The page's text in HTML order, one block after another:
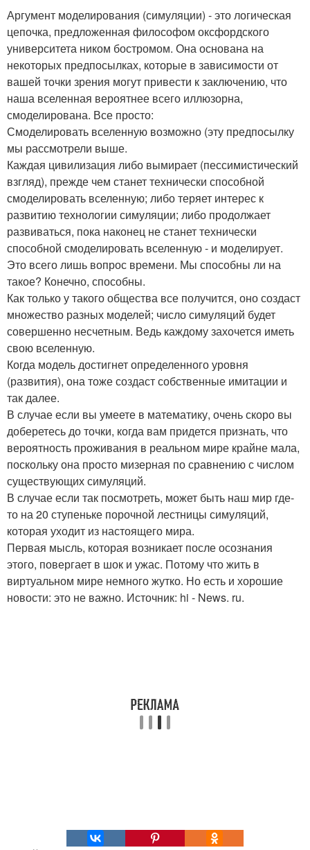
Аргумент моделирования (симуляции) - это логическая
цепочка, предложенная философом оксфордского
университета ником бостромом. Она основана на
некоторых предпосылках, которые в зависимости от
вашей точки зрения могут привести к заключению, что
наша вселенная вероятнее всего иллюзорна,
смоделирована. Все просто:
Смоделировать вселенную возможно (эту предпосылку
мы рассмотрели выше.
Каждая цивилизация либо вымирает (пессимистический
взгляд), прежде чем станет технически способной
смоделировать вселенную; либо теряет интерес к
развитию технологии симуляции; либо продолжает
развиваться, пока наконец не станет технически
способной смоделировать вселенную - и моделирует.
Это всего лишь вопрос времени. Мы способны ли на
такое? Конечно, способны.
Как только у такого общества все получится, оно создаст
множество разных моделей; число симуляций будет
совершенно несчетным. Ведь каждому захочется иметь
свою вселенную.
Когда модель достигнет определенного уровня
(развития), она тоже создаст собственные имитации и
так далее.
В случае если вы умеете в математику, очень скоро вы
доберетесь до точки, когда вам придется признать, что
вероятность проживания в реальном мире крайне мала,
поскольку она просто мизерная по сравнению с числом
существующих симуляций.
В случае если так посмотреть, может быть наш мир где-
то на 20 ступеньке порочной лестницы симуляций,
которая уходит из настоящего мира.
Первая мысль, которая возникает после осознания
этого, повергает в шок и ужас. Потому что жить в
виртуальном мире немного жутко. Но есть и хорошие
новости: это не важно. Источник: hi - News. ru.